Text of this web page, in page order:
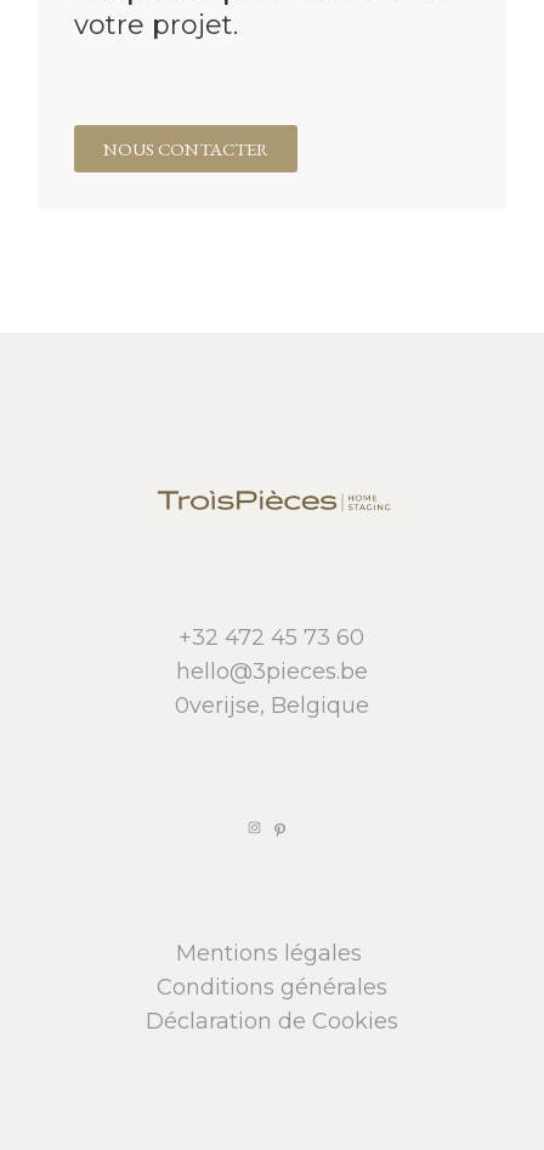
votre projet.
NOUS CONTACTER
+32 472 45 73 60
hello@3pieces.be
0verijse, Belgique
Mentions légales
Conditions générales
Déclaration de Cookies